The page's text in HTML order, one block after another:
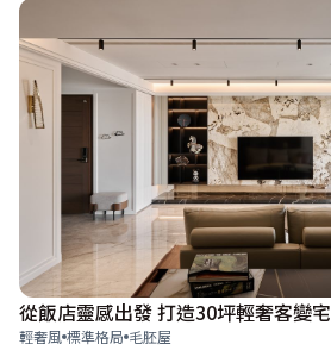
從飯店靈感出發 打造30坪輕奢客變宅
輕奢風 標準格局 毛胚屋